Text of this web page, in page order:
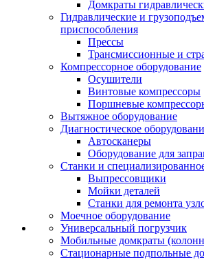
Домкраты
Гидравлические и
приспособления
Прессы
Трансмиссионные и
Компрессорное оборудование
Осушители
Винтовые компрессоры
Поршневые
Вытяжное оборудование
Диагностическое
Автосканеры
Оборудование для
Станки и
Выпрессовщики
Мойки деталей
Станки для ремонта
Моечное оборудование
Универсальный погрузчик
Мобильные домкраты
Стационарные подпольные